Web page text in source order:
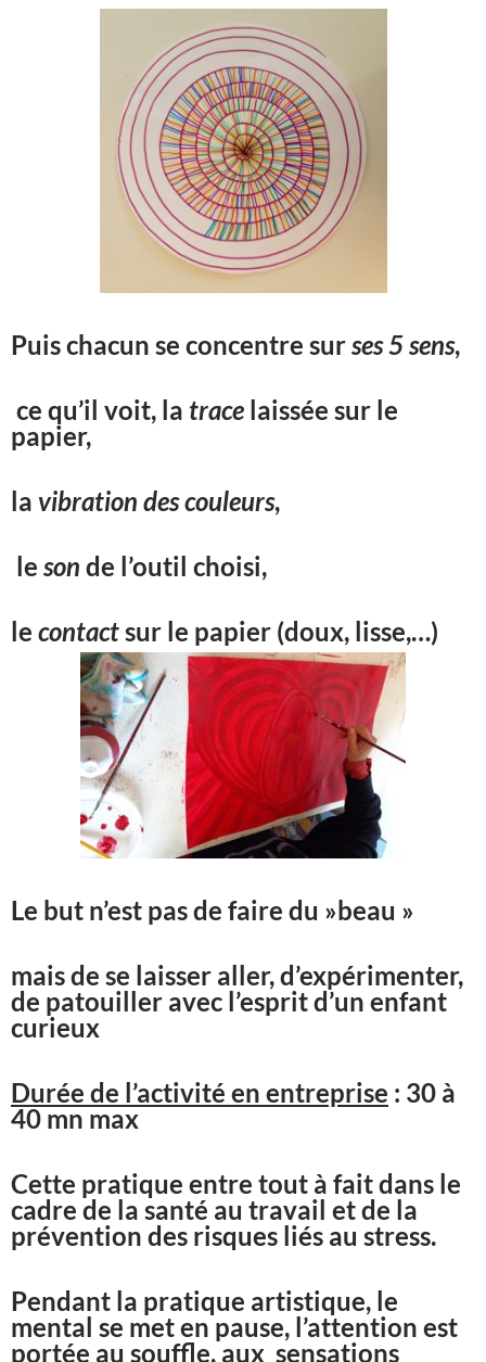
Puis chacun se concentre surses 5 sens,
ce qu’il voit, la trace laissée sur le
papier,
la vibration des couleurs,
le son de l’outil choisi,
le contactsur le papier (doux, lisse,…)
Le but n’est pas de faire du »beau »
mais de se laisser aller, d’expérimenter,
de patouiller avec l’esprit d’un enfant
curieux
Durée de l’activité en entreprise : 30 à
40 mn max
Cette pratique entre tout à fait dans le
cadre de la santé au travail et de la
prévention des risques liés au stress.
Pendant la pratique artistique, le
mental se met en pause, l’attention est
portée au souffle, aux sensations